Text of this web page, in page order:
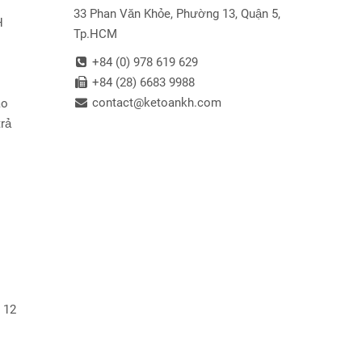
33 Phan Văn Khỏe, Phường 13, Quận 5,
Tp.HCM
+84 (0) 978 619 629
+84 (28) 6683 9988
contact@ketoankh.com